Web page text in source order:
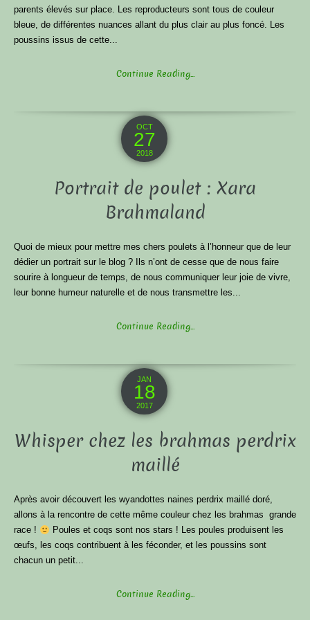
parents élevés sur place. Les reproducteurs sont tous de couleur
bleue, de différentes nuances allant du plus clair au plus foncé. Les
poussins issus de cette...
Continue Reading...
OCT
27
2018
Portrait de poulet : Xara
Brahmaland
Quoi de mieux pour mettre mes chers poulets à l’honneur que de leur
dédier un portrait sur le blog ? Ils n’ont de cesse que de nous faire
sourire à longueur de temps, de nous communiquer leur joie de vivre,
leur bonne humeur naturelle et de nous transmettre les...
Continue Reading...
JAN
18
2017
Whisper chez les brahmas perdrix
maillé
Après avoir découvert les wyandottes naines perdrix maillé doré,
allons à la rencontre de cette même couleur chez les brahmas grande
race !
Poules et coqs sont nos stars ! Les poules produisent les
œufs, les coqs contribuent à les féconder, et les poussins sont
chacun un petit...
Continue Reading...